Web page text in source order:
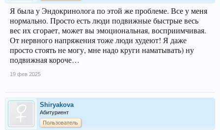
Я была у Эндокринолога по этой же проблеме. Все у меня
нормально. Просто есть люди подвижные быстрые весь
вес их сгорает, может вы эмоциональная, восприимчивая.
От нервного напряжения тоже люди худеют! Я даже
просто стоять не могу, мне надо круги наматывать) ну
подвижная короче…
19 фев 2025
Shiryakova
Абитуриент
Пользователь